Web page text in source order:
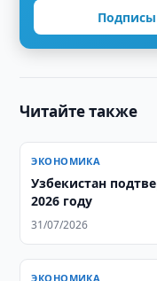
Читайте также
ЭКОНОМИКА
Узбекистан
2026 году
31/07/2026
ЭКОНОМИКА